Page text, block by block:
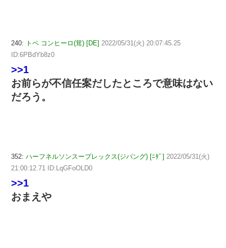
240: トペ コンヒーロ(茸) [DE] 2022/05/31(火) 20:07:45.25
ID:6PBdYb8z0
>>1
お前らが不信任案だしたところで意味はない
だろう。
352: ハーフネルソンスープレックス(ジパング) [ﾆﾀﾞ] 2022/05/31(火)
21:00:12.71 ID:LqGFoOLD0
>>1
おまえや